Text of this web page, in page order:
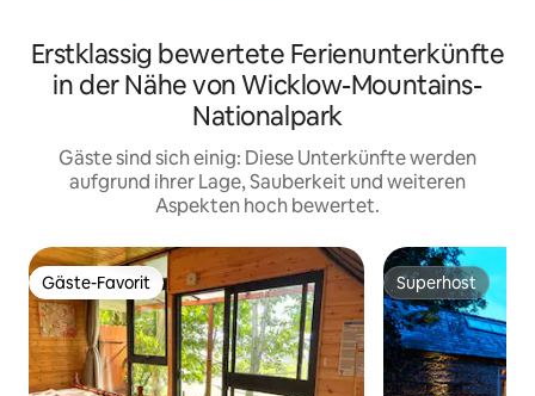
Erstklassig bewertete Ferienunterkünfte
in der Nähe von Wicklow-Mountains-
Nationalpark
Gäste sind sich einig: Diese Unterkünfte werden
aufgrund ihrer Lage, Sauberkeit und weiteren
Aspekten hoch bewertet.
Gäste-Favorit
Gäste-Favorit Superhost
Superhost